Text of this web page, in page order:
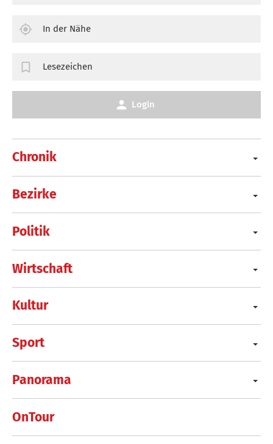
Chronik
Bezirke
Politik
Wirtschaft
Kultur
Sport
Panorama
OnTour
In der Nähe
Lesezeichen
Login